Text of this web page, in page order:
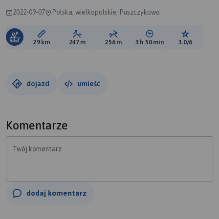
2022-09-07 Polska, wielkopolskie, Puszczykowo
Długość trasy:
29 km Suma przewyższeń:
247 m Suma spadków:
256 m Średni czas potrzebny
3 h 50 min Ocena
3.0/6
dojazd umieść
Komentarze
Twój komentarz
dodaj komentarz